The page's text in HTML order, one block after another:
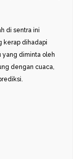
di sentra ini
kerap dihadapi
yang diminta oleh
dengan cuaca,